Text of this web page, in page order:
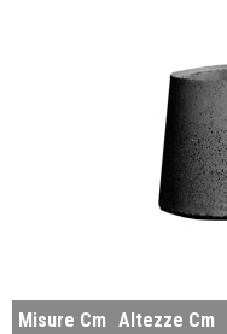
Misure Cm Altezze Cm